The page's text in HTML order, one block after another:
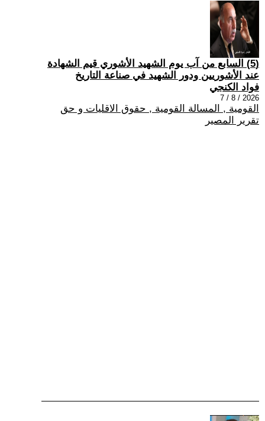
(5) السابع من آب يوم الشهيد الأشوري قيم الشهادة
عند الأشوريين ودور الشهيد في صناعة التاريخ
فواد الكنجي
2026 / 8 / 7
القومية , المسالة القومية , حقوق الاقليات و حق
تقرير المصير